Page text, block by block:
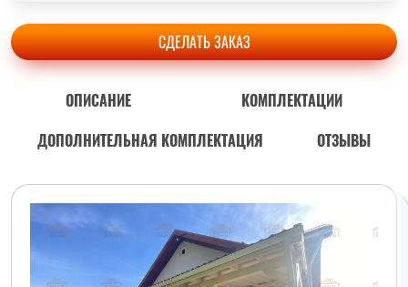
СДЕЛАТЬ ЗАКАЗ
ОПИСАНИЕ
КОМПЛЕКТАЦИИ
ДОПОЛНИТЕЛЬНАЯ КОМПЛЕКТАЦИЯ
ОТЗЫВЫ